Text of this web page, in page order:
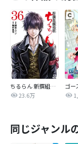
ちるらん 新撰組鎮魂歌
23.6万
ゴー
同じジャンル